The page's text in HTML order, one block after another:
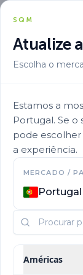
SQM
Atualize
Escolha o
Estamos a
Portugal. Se o
pode
a experiência.
MERCADO /
Portugal
Américas
Aplicacion